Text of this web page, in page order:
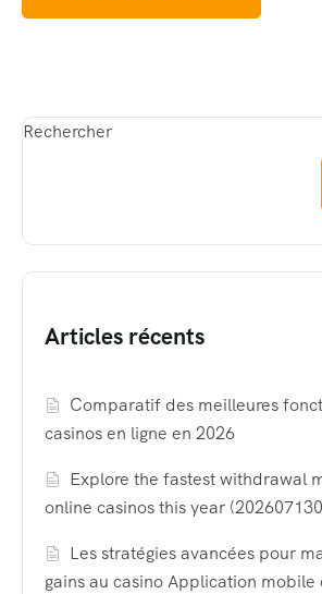
Rechercher
Articles récents
Comparatif des meilleures
casinos en ligne en 2026
Explore the fastest withdrawal
online casinos this year
Les stratégies avancées pour
gains au casino Application mobile